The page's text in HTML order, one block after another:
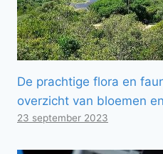
De prachtige flora en
overzicht van bloemen
23 september 2023